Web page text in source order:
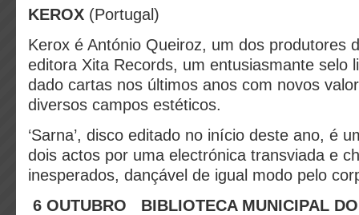
KEROX (Portugal)
Kerox é António Queiroz, um dos produtores
editora Xita Records, um entusiasmante selo
dado cartas nos últimos anos com novos
diversos campos estéticos.
‘Sarna’, disco editado no início deste ano, é
dois actos por uma electrónica transviada e
inesperados, dançável de igual modo pelo
6 OUTUBRO
BIBLIOTECA MUNICIPAL